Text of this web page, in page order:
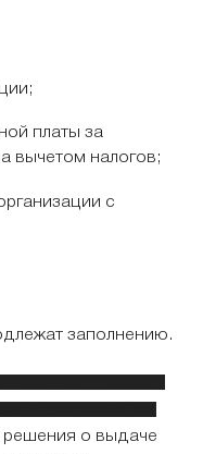
платы за
вычетом налогов;
с
заполнению.
решения о выдаче